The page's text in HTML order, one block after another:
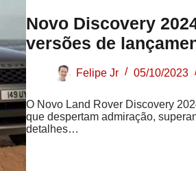
Novo Discovery
versões de
Felipe Jr 05/10/2023
O Novo Land Rover Discovery
que despertam admiração,
detalhes…